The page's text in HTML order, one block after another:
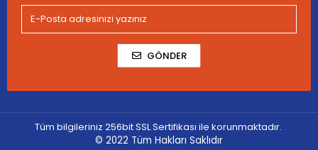
GÖNDER
Tüm bilgileriniz 256bit SSL Sertifikası ile korunmaktadır.
© 2022 Tüm Hakları Saklıdır